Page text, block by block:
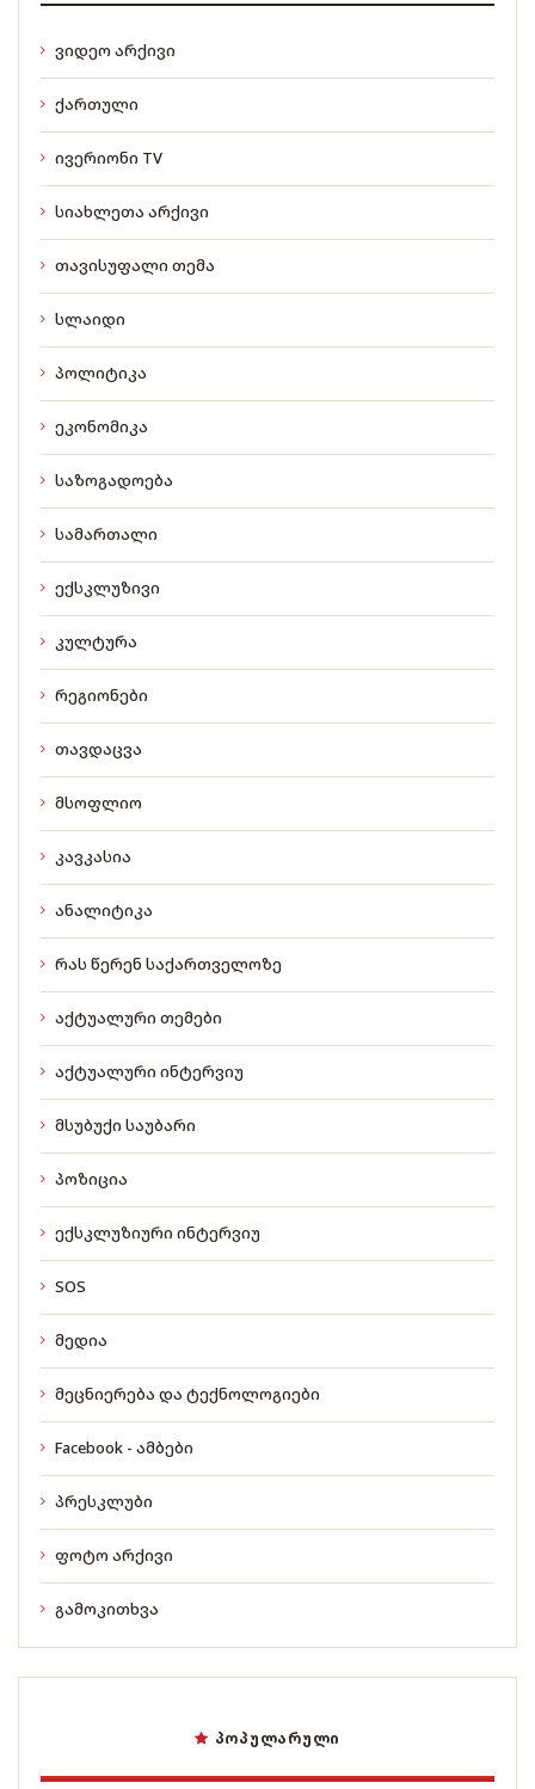
ვიდეო არქივი
ქართული
ივერიონი TV
სიახლეთა არქივი
თავისუფალი თემა
სლაიდი
პოლიტიკა
ეკონომიკა
საზოგადოება
სამართალი
ექსკლუზივი
კულტურა
რეგიონები
თავდაცვა
მსოფლიო
კავკასია
ანალიტიკა
რას წერენ საქართველოზე
აქტუალური თემები
აქტუალური ინტერვიუ
მსუბუქი საუბარი
პოზიცია
ექსკლუზიური ინტერვიუ
SOS
მედია
მეცნიერება და ტექნოლოგიები
Facebook - ამბები
პრესკლუბი
ფოტო არქივი
გამოკითხვა
ᲞᲝᲞᲣᲚᲐᲠᲣᲚᲘ